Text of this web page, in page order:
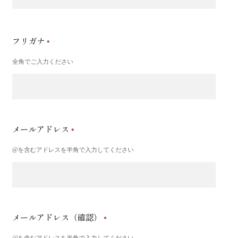
フリガナ
全角でご入力ください
メールアドレス
@を含むアドレスを半角で入力してください
メールアドレス（確認）